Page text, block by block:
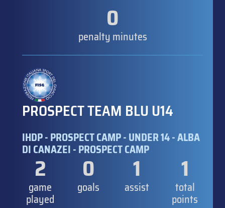
0
penalty minutes
PROSPECT TEAM BLU U14
IHDP - PROSPECT CAMP - UNDER 14 - ALBA
DI CANAZEI - PROSPECT CAMP
2
game
played
0
goals
1
assist
1
total
points